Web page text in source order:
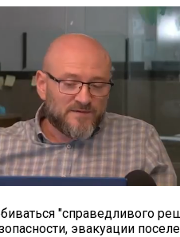
"справедливого
эвакуации